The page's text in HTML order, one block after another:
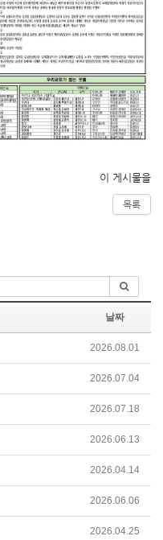
이 게시물을
목록
날짜
2026.08.01
2026.07.04
2026.07.18
2026.06.13
2026.04.14
2026.06.06
2026.04.25